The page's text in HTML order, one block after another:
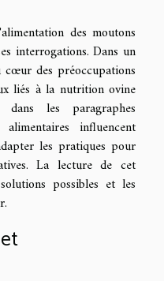
des moutons
interrogations. Dans un
des préoccupations
liés à la nutrition ovine
dans les paragraphes
influencent
les pratiques pour
La lecture de cet
possibles et les